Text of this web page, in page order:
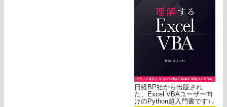
日経BP社から出版され
た、Excel VBAユーザー向
けのPython超入門書です↓↓